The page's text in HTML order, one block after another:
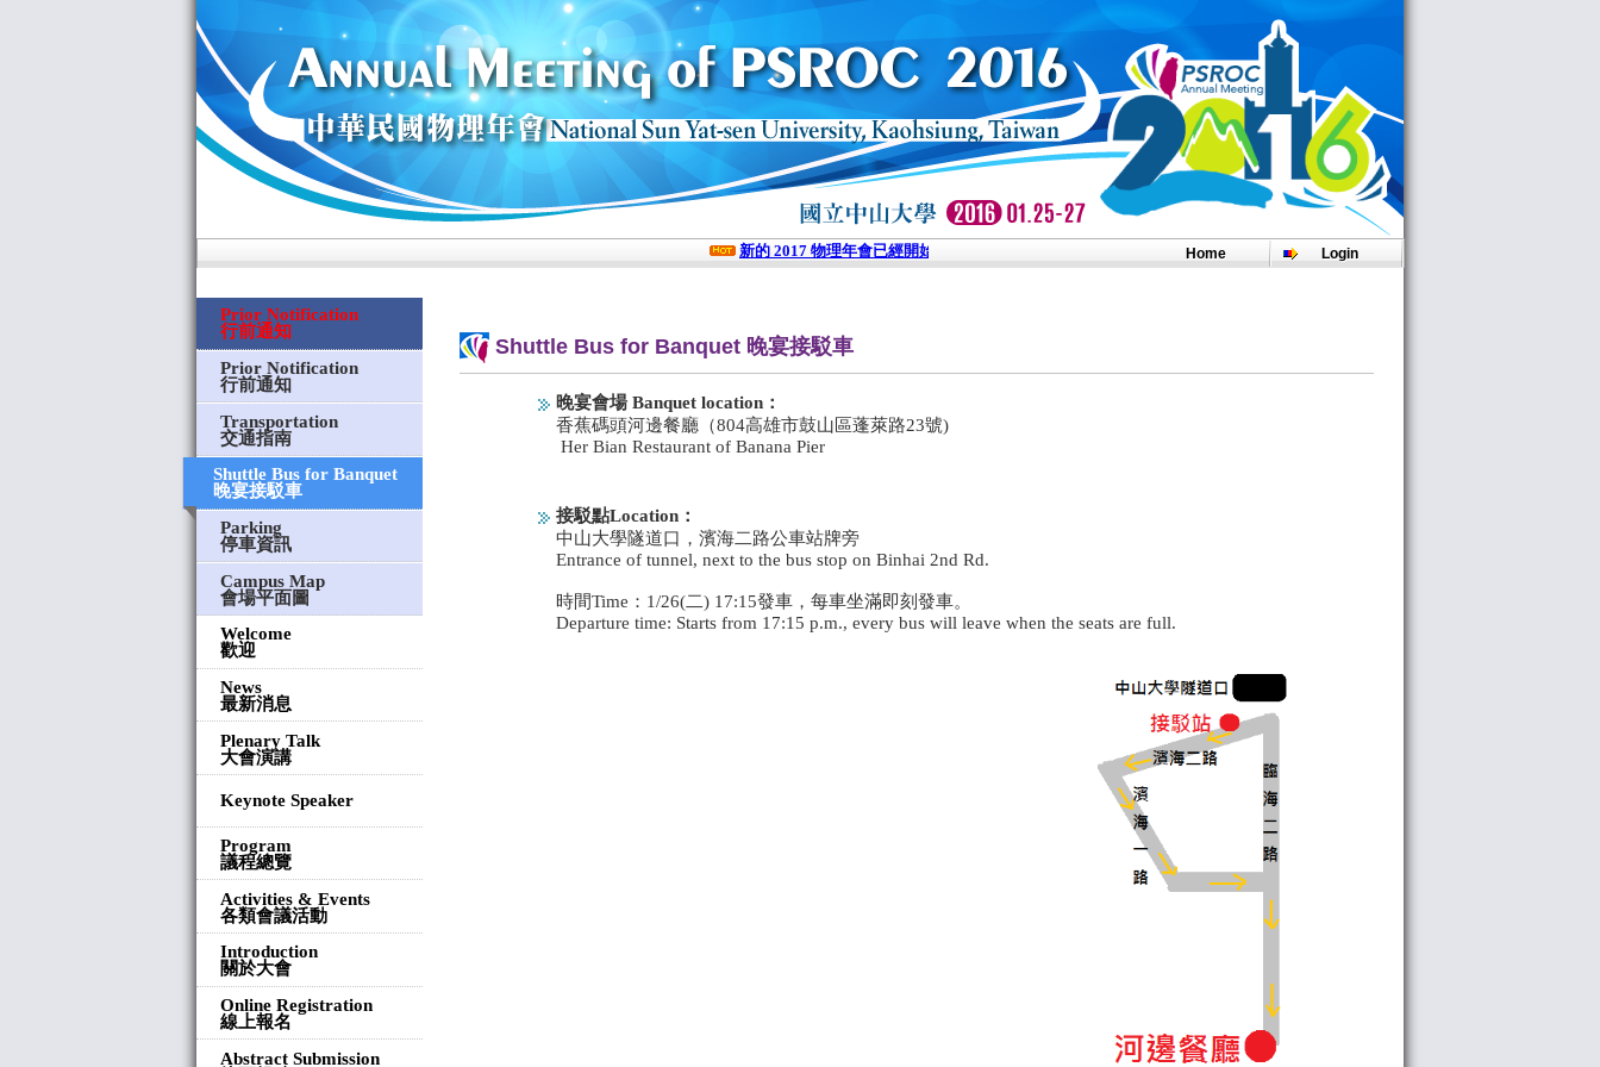
新的 2017 物理年會已經開始，歡迎點擊報名參加！ Login
Home
Prior Notification
行前通知
Prior Notification
行前通知
Transportation
交通指南
Shuttle Bus for Banquet
晚宴接駁車
Parking
停車資訊
Campus Map
會場平面圖
Welcome
歡迎
News
最新消息
Plenary Talk
大會演講
Keynote Speaker
Program
議程總覽
Activities & Events
各類會議活動
Introduction
關於大會
Online Registration
線上報名
Abstract Submission
Shuttle Bus for Banquet 晚宴接駁車
晚宴會場 Banquet location：
香蕉碼頭河邊餐廳（804高雄市鼓山區蓬萊路23號)
Her Bian Restaurant of Banana Pier
接駁點Location：
中山大學隧道口，濱海二路公車站牌旁
Entrance of tunnel, next to the bus stop on Binhai 2nd Rd.
時間Time：1/26(二) 17:15發車，每車坐滿即刻發車。
Departure time: Starts from 17:15 p.m., every bus will leave when the seats are full.